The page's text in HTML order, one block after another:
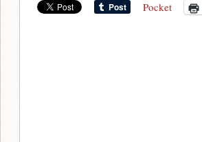
Pocket